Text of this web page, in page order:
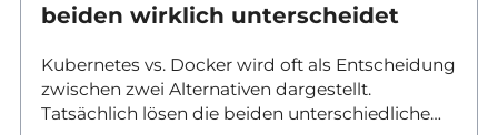
beiden wirklich unterscheidet
Kubernetes vs. Docker wird oft als Entscheidung
zwischen zwei Alternativen dargestellt.
Tatsächlich lösen die beiden unterschiedliche